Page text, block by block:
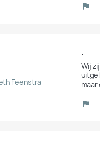
Feenstra
.
Wij
maar